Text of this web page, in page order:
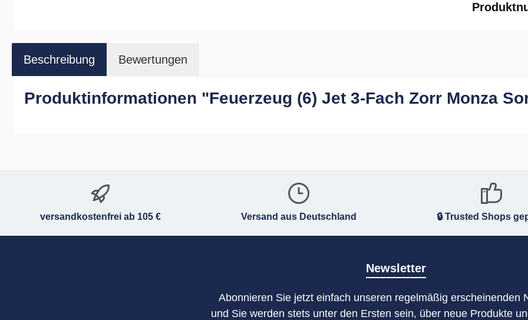
Beschreibung Bewertungen
Produktinformationen "Feuerzeug (6) Jet 3-Fach Zorr Monza
versandkostenfrei ab 105 € Versand aus Deutschland 🔒 Trusted Shops
Newsletter
Abonnieren Sie jetzt einfach unseren regelmäßig erscheinenden
und Sie werden stets unter den Ersten sein, über neue Produkte